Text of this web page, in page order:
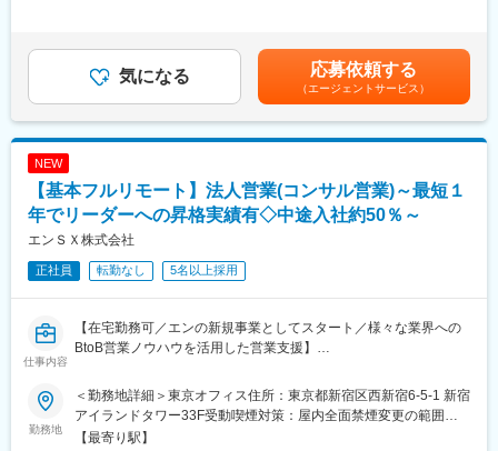
【具体的な業務内容】
与信領域において、統計手法や機械学習を活用した分析から業務
・審査領域における課題抽出および分析テーマの企画
・統計モデル、機械学習モデルの設計・開発・評価
・モデルの業務適用および効果検証
・審査スコアや顧客ポートフォリオを活用した施策企画・プロジ
技術環境
・DWH：GCP
自動化や精度向上に向けた最新技術を積極的に活用しています
■当ポジションの魅力：
ティブ）：年1回（会社業績および個人貢献度によりを支給）賃金
はあくまでも目安の金額であり、選考を通じて上下する可能性が
あります。月給(月額)は固定手当を含めた表記です。
気になる 応募依頼する
（エージェントサービス）
NEW
【基本フルリモート】法人営業(コンサル営業)～最短１
年でリーダーへの昇格実績有◇中途入社約50％～
エンＳＸ株式会社
正社員 転勤なし 5名以上採用
仕事内容
【在宅勤務可／エンの新規事業としてスタート／様々な業界への
BtoB営業ノウハウを活用した営業支援】
■業務内容：
役員層・営業責任者と折衝をしながら営業戦略の立案→実行→改
善を一貫して支援。単なる営業代行ではなく企業の営業チームの
一員として伴走し、信頼関係を築きながら持続的な成果を創出し
勤務地
＜勤務地詳細＞東京オフィス住所：東京都新宿区西新宿6-5-1 新宿
アイランドタワー33F受動喫煙対策：屋内全面禁煙変更の範囲：
会社の定める事業所（リモートワーク含む）
【最寄り駅】